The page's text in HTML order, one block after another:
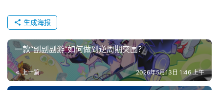
生成海报
一款“副副副游”如何做到逆周期突围？
上一篇 2026年5月13日 1:46 上午